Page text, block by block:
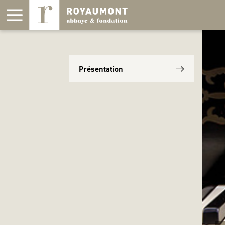
Présentation
Panneau de gestion des cookies